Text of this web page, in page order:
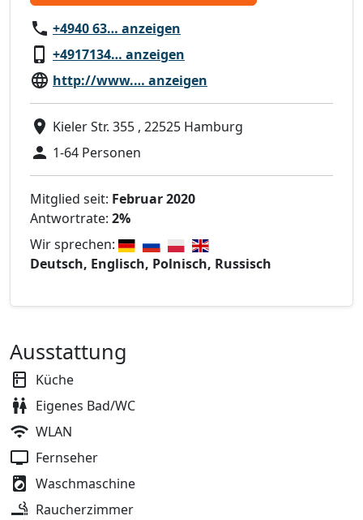
+4940 63… anzeigen
+4917134… anzeigen
http://www.… anzeigen
Kieler Str. 355 , 22525 Hamburg
1-64 Personen
Mitglied seit: Februar 2020
Antwortrate: 2%
Wir sprechen:
Deutsch, Englisch, Polnisch, Russisch
Ausstattung
Küche
Eigenes Bad/WC
WLAN
Fernseher
Waschmaschine
Raucherzimmer